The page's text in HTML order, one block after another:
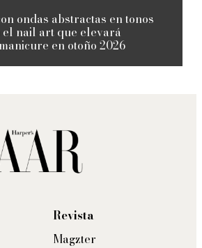
ondas abstractas en tonos
el nail art que elevará
en otoño 2026
Revista
Magzter